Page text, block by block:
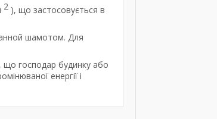
2 ), що застосовується в
шамотом. Для
що господар будинку або
енергії і